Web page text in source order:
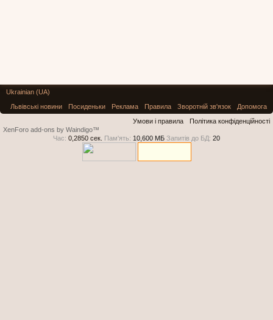
Ukrainian (UA)
Львівські новини
Посиденьки Реклама Правила Зворотній зв'язок
Допомога
Умови і правила
Політика конфіденційності
XenForo add-ons by Waindigo™
Час: 0,2850 сек. Пам'ять: 10,600 МБ Запитів до БД: 20